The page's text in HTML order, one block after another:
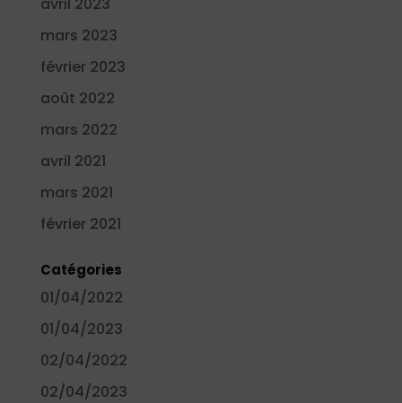
mars 2023
février 2023
août 2022
mars 2022
avril 2021
mars 2021
février 2021
Catégories
01/04/2022
01/04/2023
02/04/2022
02/04/2023